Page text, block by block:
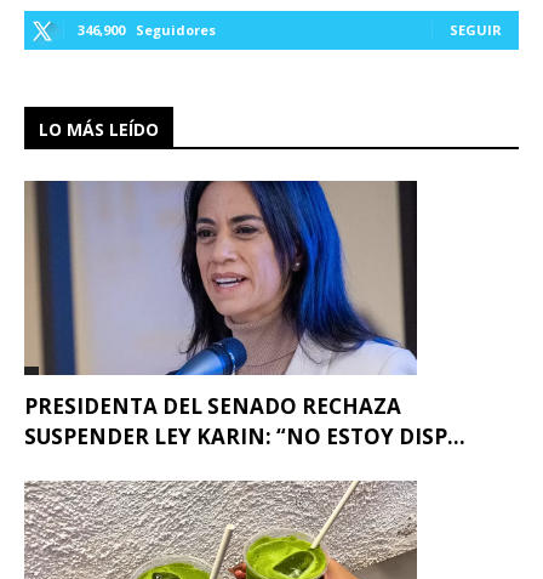
346,900 Seguidores SEGUIR
LO MÁS LEÍDO
PRESIDENTA DEL SENADO RECHAZA
SUSPENDER LEY KARIN: “NO ESTOY DISP...